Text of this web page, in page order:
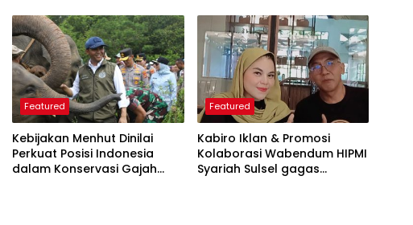
Perlu Diketahui
Featured
Kebijakan Menhut Dinilai
Perkuat Posisi Indonesia
dalam Konservasi Gajah
Featured
Kabiro Iklan & Promosi
Kolaborasi Wabendum HIPMI
Syariah Sulsel gagas